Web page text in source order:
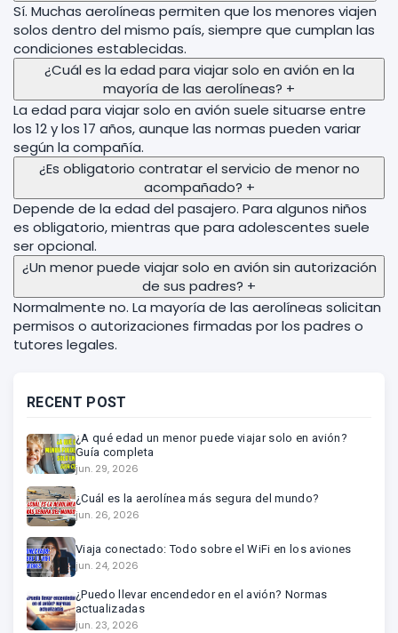
Sí. Muchas aerolíneas permiten que los menores viajen
solos dentro del mismo país, siempre que cumplan las
condiciones establecidas.
¿Cuál es la edad para viajar solo en avión en la
mayoría de las aerolíneas? +
La edad para viajar solo en avión suele situarse entre
los 12 y los 17 años, aunque las normas pueden variar
según la compañía.
¿Es obligatorio contratar el servicio de menor no
acompañado? +
Depende de la edad del pasajero. Para algunos niños
es obligatorio, mientras que para adolescentes suele
ser opcional.
¿Un menor puede viajar solo en avión sin autorización
de sus padres? +
Normalmente no. La mayoría de las aerolíneas solicitan
permisos o autorizaciones firmadas por los padres o
tutores legales.
RECENT POST
¿A qué edad un menor puede viajar solo en avión?
Guía completa
jun. 29, 2026
¿Cuál es la aerolínea más segura del mundo?
jun. 26, 2026
Viaja conectado: Todo sobre el WiFi en los aviones
jun. 24, 2026
¿Puedo llevar encendedor en el avión? Normas
actualizadas
jun. 23, 2026